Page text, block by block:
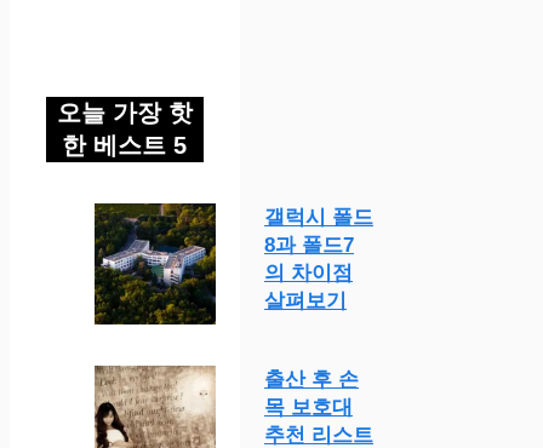
오늘 가장 핫
한 베스트 5
갤럭시 폴드
8과 폴드7
의 차이점
살펴보기
출산 후 손
목 보호대
추천 리스트